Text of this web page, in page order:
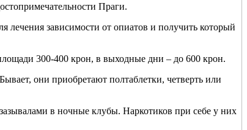
Праги.
лечения зависимости от опиатов и получить который
300-400 крон, в выходные дни – до 600 крон.
они приобретают полтаблетки, четверть или
в ночные клубы. Наркотиков при себе у них